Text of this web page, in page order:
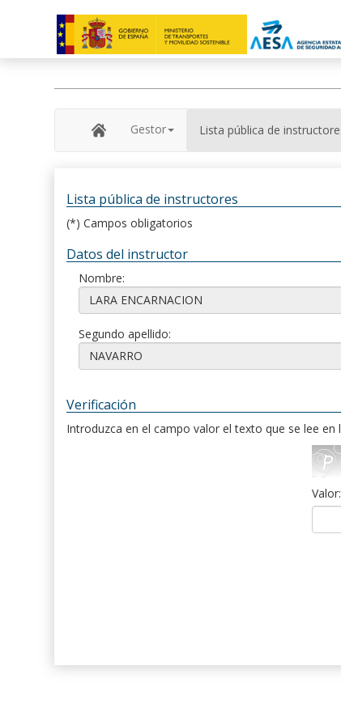
Gestor Lista pública de
Lista pública de instructores
(*) Campos obligatorios
Datos del instructor
Nombre:
Segundo apellido:
Verificación
Introduzca en el campo valor el texto que se lee en